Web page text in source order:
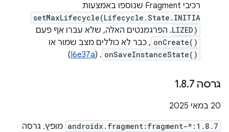
רכיבי Fragment שנוספו באמצעות
setMaxLifecycle(Lifecycle.State.INITIA
LIZED). הפרגמנטים האלה, שלא עברו אף פעם
onCreate() , כבר לא כוללים מצב שמור או
onSaveInstanceState()
. (
I6e37a
)
גרסה 1 .8.7
‫20 במאי 2025
androidx.fragment:fragment-*:1.8.7 מופץ. גרסה